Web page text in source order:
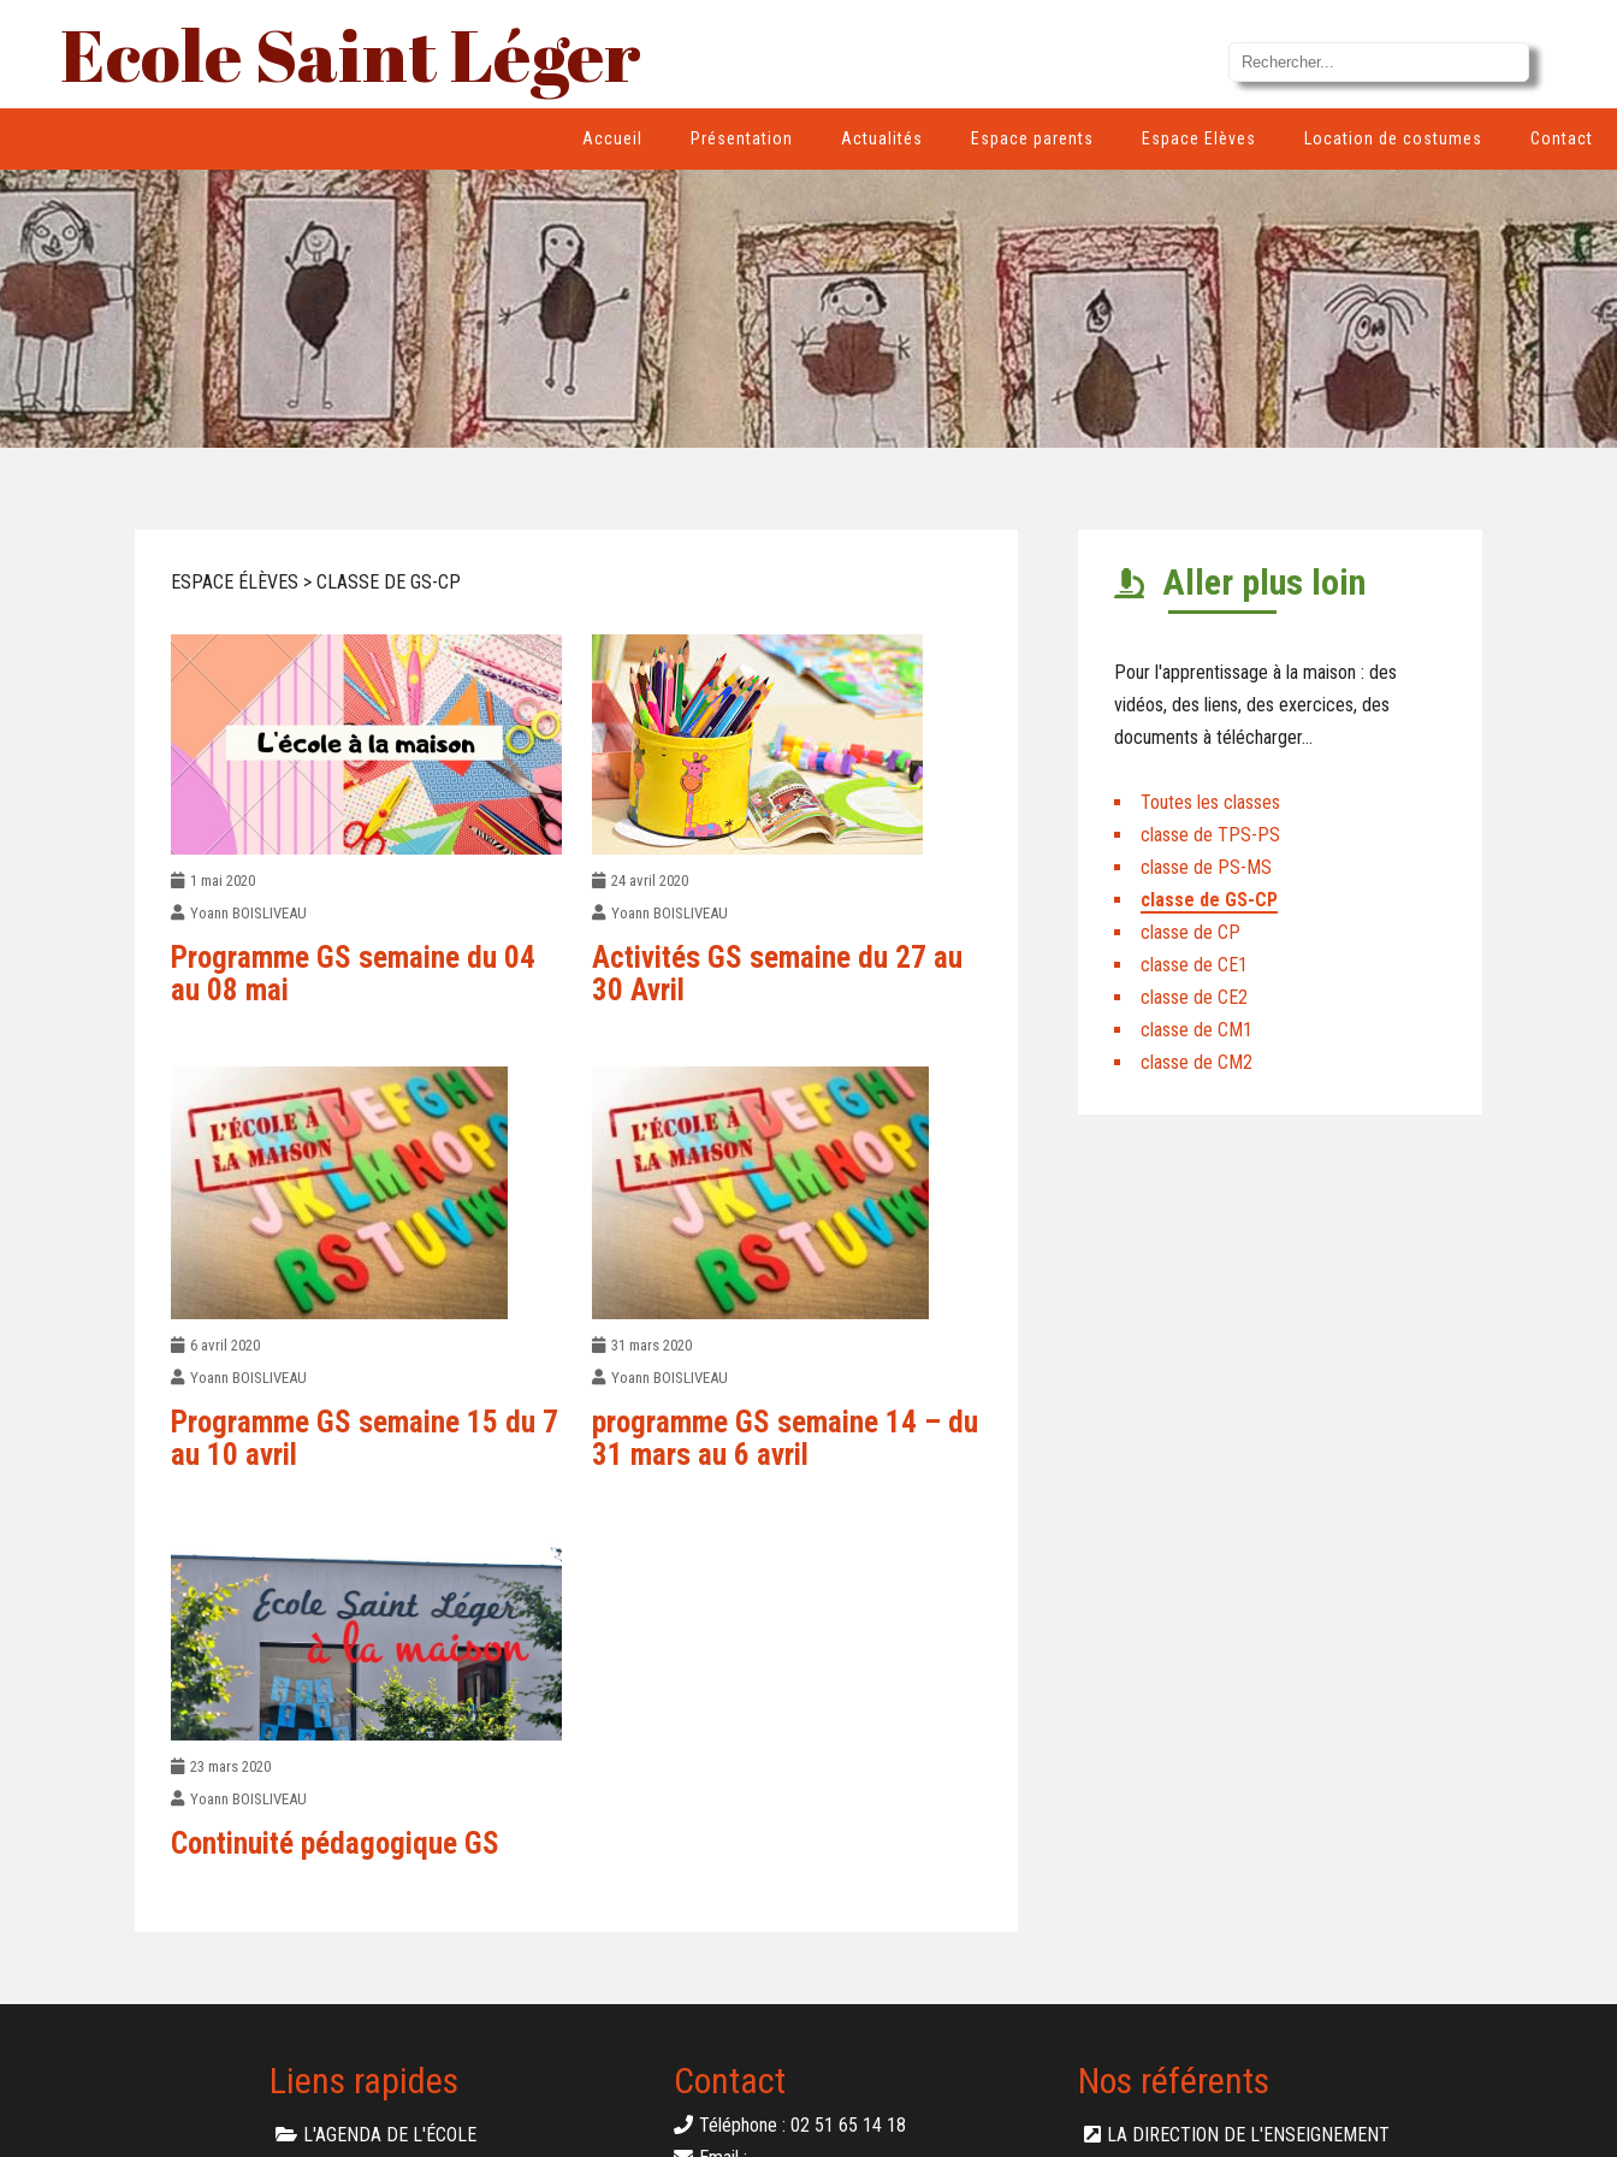
Ecole Saint Léger
Accueil Présentation Actualités Espace parents Espace Elèves Location de costumes Contact
ESPACE ÉLÈVES > CLASSE DE GS-CP
1 mai 2020
Yoann BOISLIVEAU
Programme GS semaine du 04
au 08 mai
24 avril 2020
Yoann BOISLIVEAU
Activités GS semaine du 27 au
30 Avril
6 avril 2020
Yoann BOISLIVEAU
Programme GS semaine 15 du 7
au 10 avril
31 mars 2020
Yoann BOISLIVEAU
programme GS semaine 14 – du
31 mars au 6 avril
23 mars 2020
Yoann BOISLIVEAU
Continuité pédagogique GS
Aller plus loin
Pour l'apprentissage à la maison : des
vidéos, des liens, des exercices, des
documents à télécharger...
Toutes les classes
classe de TPS-PS
classe de PS-MS
classe de GS-CP
classe de CP
classe de CE1
classe de CE2
classe de CM1
classe de CM2
Liens rapides
L'AGENDA DE L'ÉCOLE
Contact
Téléphone : 02 51 65 14 18
Nos référents
LA DIRECTION DE L'ENSEIGNEMENT